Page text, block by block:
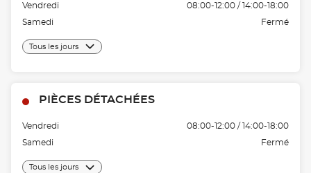
Vendredi
08:00-12:00 / 14:00-18:00
Samedi
Fermé
Tous les jours
PIÈCES DÉTACHÉES
Vendredi
08:00-12:00 / 14:00-18:00
Samedi
Fermé
Tous les jours